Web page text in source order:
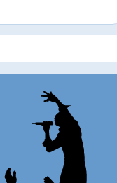
Speichern